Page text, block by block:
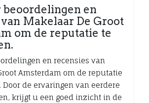
beoordelingen en
Makelaar De Groot
om de reputatie te
en recensies van
Amsterdam om de reputatie
Door de ervaringen van eerdere
krijgt u een goed inzicht in de